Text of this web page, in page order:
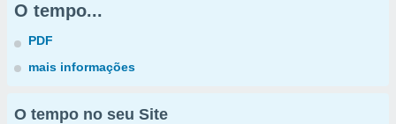
O tempo...
PDF
mais informações
O tempo no seu Site